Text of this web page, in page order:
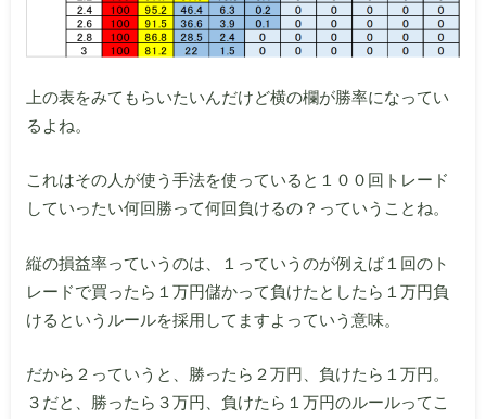
上の表をみてもらいたいんだけど横の欄が勝率になってい
るよね。
これはその人が使う手法を使っていると１００回トレード
していったい何回勝って何回負けるの？っていうことね。
縦の損益率っていうのは、１っていうのが例えば１回のト
レードで買ったら１万円儲かって負けたとしたら１万円負
けるというルールを採用してますよっていう意味。
だから２っていうと、勝ったら２万円、負けたら１万円。
３だと、勝ったら３万円、負けたら１万円のルールってこ